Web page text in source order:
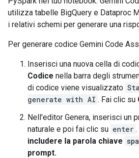
utilizza tabelle BigQuery e Dataproc
i relativi schemi per generare una
Per generare codice Gemini Code
Inserisci una nuova cella di
Codice nella barra degli
di codice viene visualizzato
generate with AI . Fai clic su
Nell'editor Genera, inserisci un
naturale e poi fai clic su enter .
includere la parola chiave
prompt.